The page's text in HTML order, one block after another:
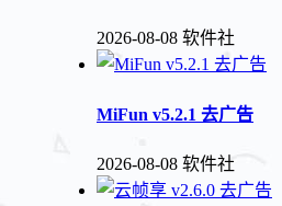
2026-08-08 软件社
MiFun v5.2.1 去广告
2026-08-08 软件社